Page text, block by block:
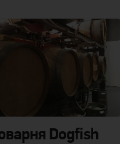
Dogfish